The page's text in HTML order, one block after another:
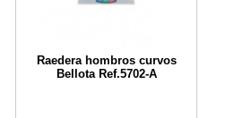
Raedera hombros curvos
Bellota Ref.5702-A